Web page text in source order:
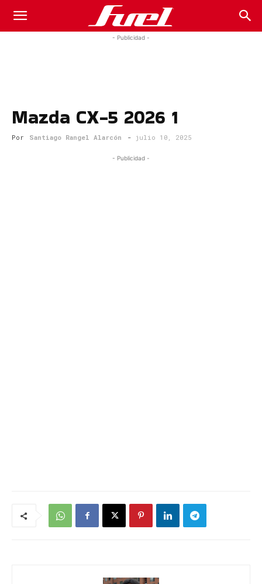
Fuel
Magazine
- Publicidad -
Mazda CX-5 2026 1
Por Santiago Rangel Alarcón - julio 10, 2025
- Publicidad -